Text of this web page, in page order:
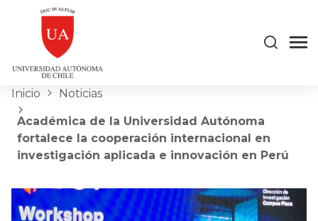
Inicio Noticias
Académica de la Universidad Autónoma
fortalece la cooperación internacional en
investigación aplicada e innovación en Perú